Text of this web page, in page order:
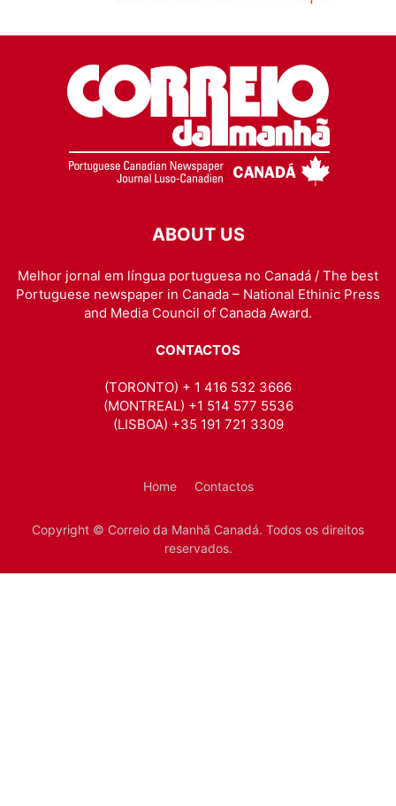
ABOUT US
Melhor jornal em língua portuguesa no Canadá / The best
Portuguese newspaper in Canada – National Ethinic Press
and Media Council of Canada Award.
CONTACTOS
(TORONTO) + 1 416 532 3666
(MONTREAL) +1 514 577 5536
(LISBOA) +35 191 721 3309
Home Contactos
Copyright © Correio da Manhã Canadá. Todos os direitos
reservados.